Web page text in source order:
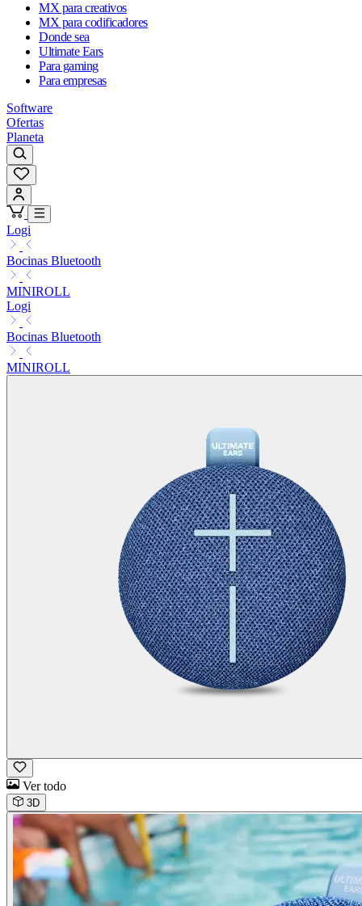
MX para creativos
MX para codificadores
Donde sea
Ultimate Ears
Para gaming
Para empresas
Software
Ofertas
Planeta
Logi
Bocinas Bluetooth
MINIROLL
Logi
Bocinas Bluetooth
MINIROLL
Ver todo
3D